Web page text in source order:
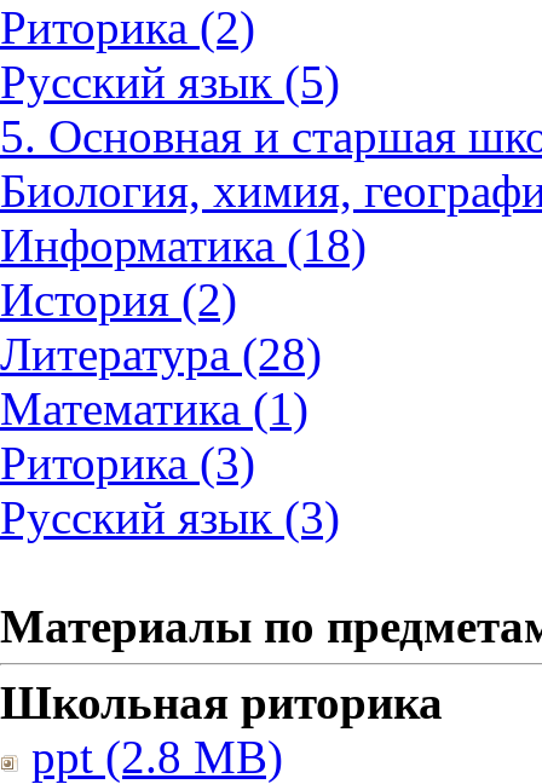
Риторика (2)
Русский язык (5)
5. Основная и старшая
Биология, химия,
Информатика (18)
История (2)
Литература (28)
Математика (1)
Риторика (3)
Русский язык (3)
Материалы по
Школьная риторика
ppt (2.8 MB)